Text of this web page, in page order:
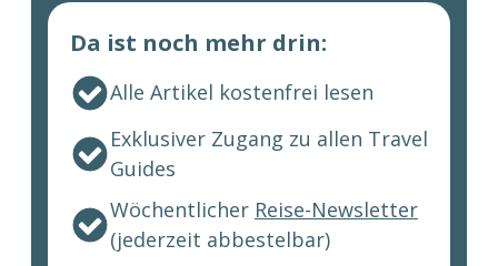
Da ist noch mehr drin:
Alle Artikel kostenfrei lesen
Exklusiver Zugang zu allen Travel
Guides
Wöchentlicher Reise-Newsletter
(jederzeit abbestelbar)